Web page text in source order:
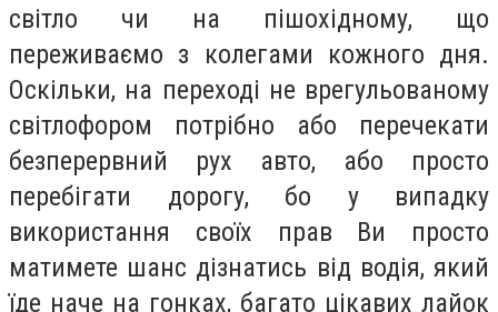
світло чи на пішохідному, що
переживаємо з колегами кожного дня.
Оскільки, на переході не врегульованому
світлофором потрібно або перечекати
безперервний рух авто, або просто
перебігати дорогу, бо у випадку
використання своїх прав Ви просто
матимете шанс дізнатись від водія, який
їде наче на гонках, багато цікавих лайок